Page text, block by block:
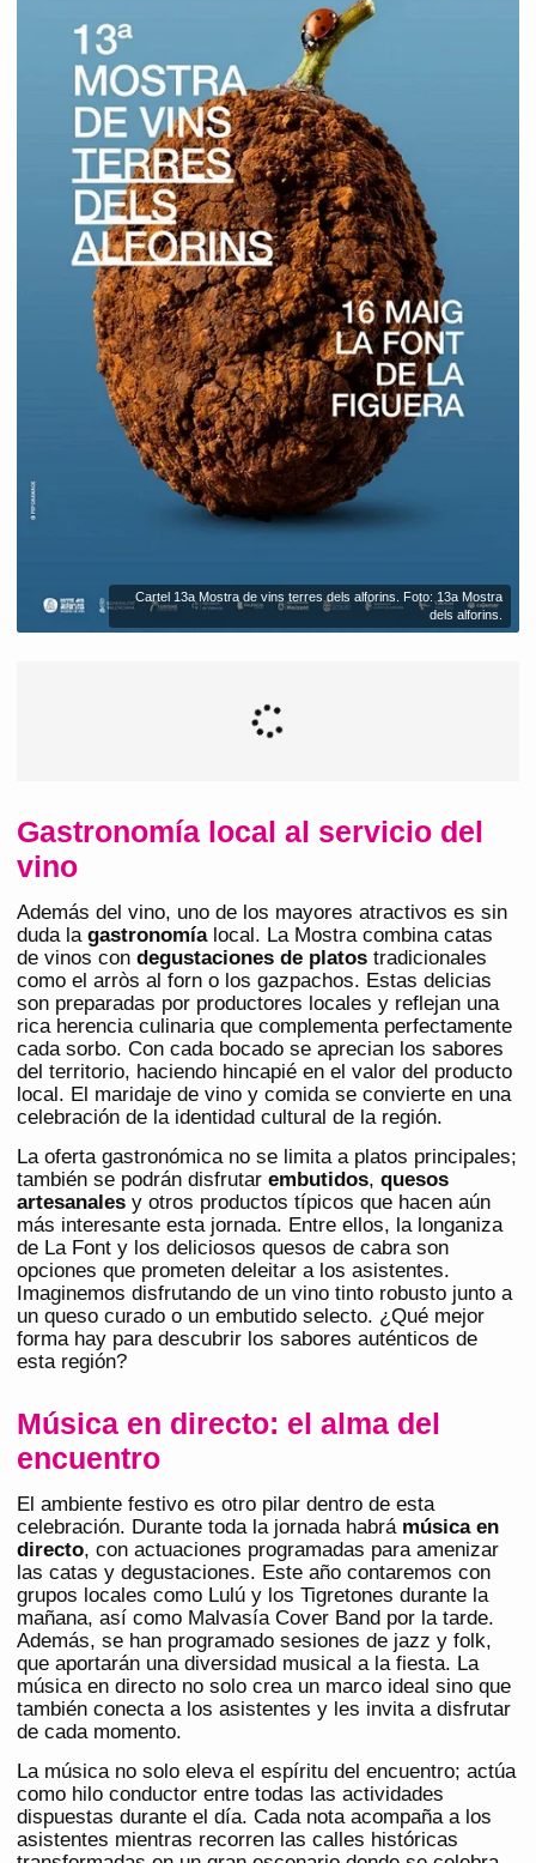
Cartel 13a Mostra de vins terres dels alforins. Foto: 13a Mostra
dels alforins.
Gastronomía local al servicio del
vino
Además del vino, uno de los mayores atractivos es sin
duda la gastronomíalocal. La Mostra combina catas
de vinos con degustaciones de platos tradicionales
como el arròs al forn o los gazpachos. Estas delicias
son preparadas por productores locales y reflejan una
rica herencia culinaria que complementa perfectamente
cada sorbo. Con cada bocado se aprecian los sabores
del territorio, haciendo hincapié en el valor del producto
local. El maridaje de vino y comida se convierte en una
celebración de la identidad cultural de la región.
La oferta gastronómica no se limita a platos principales;
también se podrán disfrutar embutidos, quesos
artesanales y otros productos típicos que hacen aún
más interesante esta jornada. Entre ellos, la longaniza
de La Font y los deliciosos quesos de cabra son
opciones que prometen deleitar a los asistentes.
Imaginemos disfrutando de un vino tinto robusto junto a
un queso curado o un embutido selecto. ¿Qué mejor
forma hay para descubrir los sabores auténticos de
esta región?
Música en directo: el alma del
encuentro
El ambiente festivo es otro pilar dentro de esta
celebración. Durante toda la jornada habrá música en
directo, con actuaciones programadas para amenizar
las catas y degustaciones. Este año contaremos con
grupos locales como Lulú y los Tigretones durante la
mañana, así como Malvasía Cover Band por la tarde.
Además, se han programado sesiones de jazz y folk,
que aportarán una diversidad musical a la fiesta. La
música en directo no solo crea un marco ideal sino que
también conecta a los asistentes y les invita a disfrutar
de cada momento.
La música no solo eleva el espíritu del encuentro; actúa
como hilo conductor entre todas las actividades
dispuestas durante el día. Cada nota acompaña a los
asistentes mientras recorren las calles históricas